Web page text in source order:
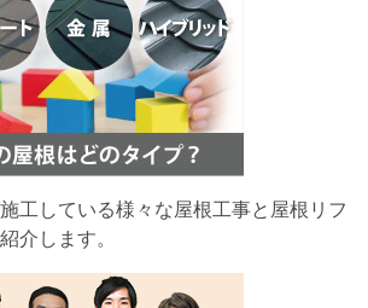
工している様々な屋根工事と屋根リフ
介します。